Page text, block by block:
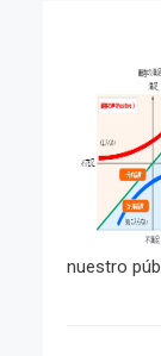
nuestro